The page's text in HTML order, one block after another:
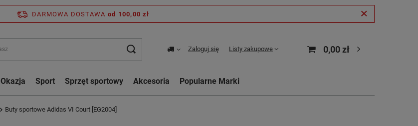
DARMOWA DOSTAWA od 100,00 zł
Zaloguj się Listy zakupowe 0,00 zł
Okazja Sport Sprzęt sportowy Akcesoria Popularne Marki
Buty sportowe Adidas VI Court [EG2004]